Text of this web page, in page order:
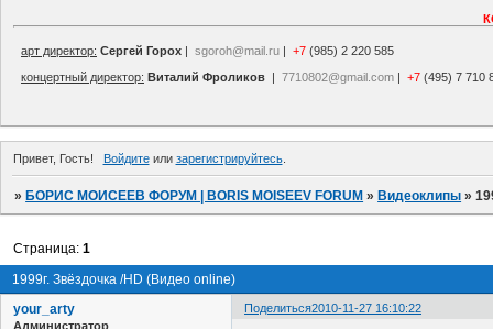
арт директор: Сергей Горох | sgoroh@mail.ru | +7 (985) 2 220 585
концертный директор: Виталий Фроликов | 7710802@gmail.com | +7 (495) 7 710
Привет, Гость! Войдитеили зарегистрируйтесь.
»БОРИС МОИСЕЕВ ФОРУМ | BORIS MOISEEV FORUM »Видеоклипы »
1999г. Звёздочка /HD (Видео online)
Страница:1
Поделиться2010-11-27 16:10:22
your_arty
Администратор